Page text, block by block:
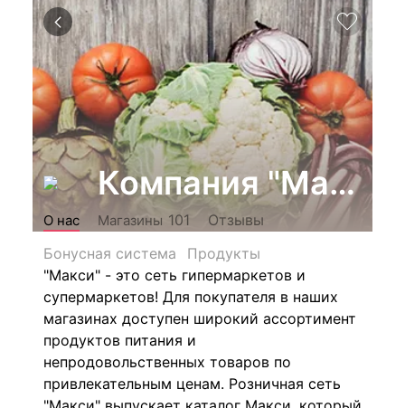
Компания
О нас Магазины 101
Отзывы
Бонусная система
Продукты
"Макси" - это сеть гипермаркетов и
супермаркетов! Для покупателя в наших
магазинах доступен широкий ассортимент
продуктов питания и
непродовольственных товаров по
привлекательным ценам. Розничная сеть